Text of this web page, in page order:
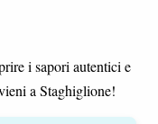
i sapori autentici e
a Staghiglione!